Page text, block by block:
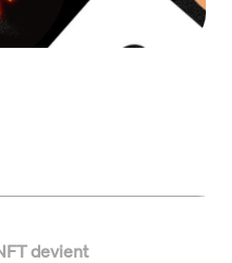
devient